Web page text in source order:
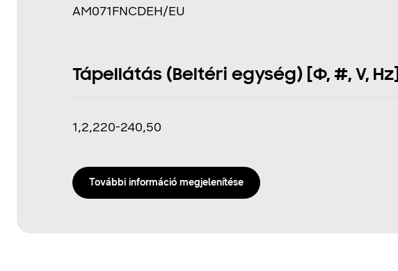
AM071FNCDEH/EU
Tápellátás (Beltéri egység) [Φ, #, V, Hz]
1,2,220-240,50
További információ megjelenítése